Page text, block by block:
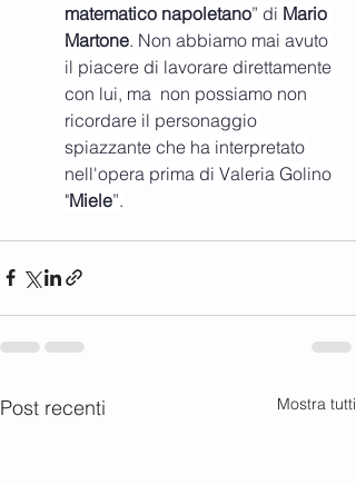
matematico napoletano” di Mario
Martone. Non abbiamo mai avuto
il piacere di lavorare direttamente
con lui, ma  non possiamo non
ricordare il personaggio
spiazzante che ha interpretato
nell'opera prima di Valeria Golino
"Miele”.
Post recenti Mostra tutti